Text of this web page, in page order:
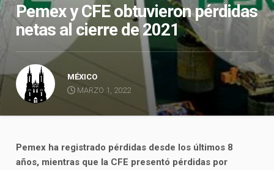
Pemex y CFE obtuvieron pérdidas
netas al cierre de 2021
MÉXICO
MARZO 1, 2022
Pemex ha registrado pérdidas desde los últimos 8
años, mientras que la CFE presentó pérdidas por